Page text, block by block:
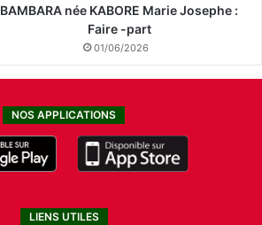
BAMBARA née KABORE Marie Josephe :
Faire -part
01/06/2026
NOS APPLICATIONS
LIENS UTILES